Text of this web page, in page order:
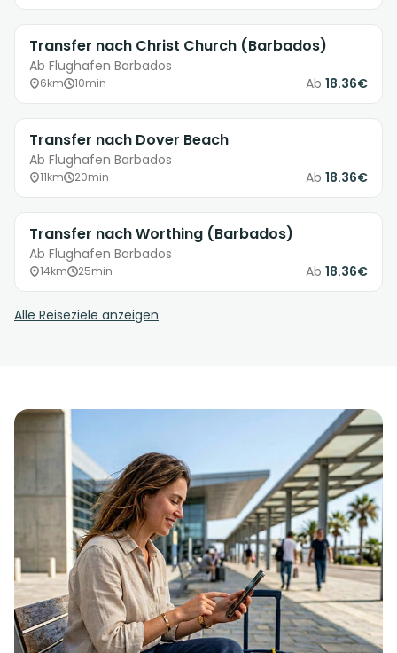
Transfer nach Christ Church (Barbados)
Ab Flughafen Barbados
6km 10min Ab 18.36€
Transfer nach Dover Beach
Ab Flughafen Barbados
11km 20min Ab 18.36€
Transfer nach Worthing (Barbados)
Ab Flughafen Barbados
14km 25min Ab 18.36€
Alle Reiseziele anzeigen